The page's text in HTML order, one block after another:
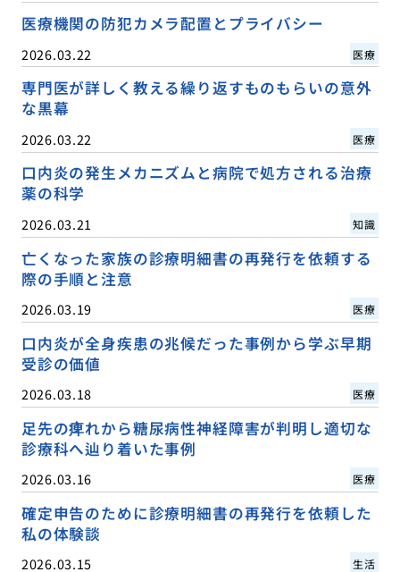
医療機関の防犯カメラ配置とプライバシー
2026.03.22 医療
専門医が詳しく教える繰り返すものもらいの意外
な黒幕
2026.03.22 医療
口内炎の発生メカニズムと病院で処方される治療
薬の科学
2026.03.21 知識
亡くなった家族の診療明細書の再発行を依頼する
際の手順と注意
2026.03.19 医療
口内炎が全身疾患の兆候だった事例から学ぶ早期
受診の価値
2026.03.18 医療
足先の痺れから糖尿病性神経障害が判明し適切な
診療科へ辿り着いた事例
2026.03.16 医療
確定申告のために診療明細書の再発行を依頼した
私の体験談
2026.03.15 生活